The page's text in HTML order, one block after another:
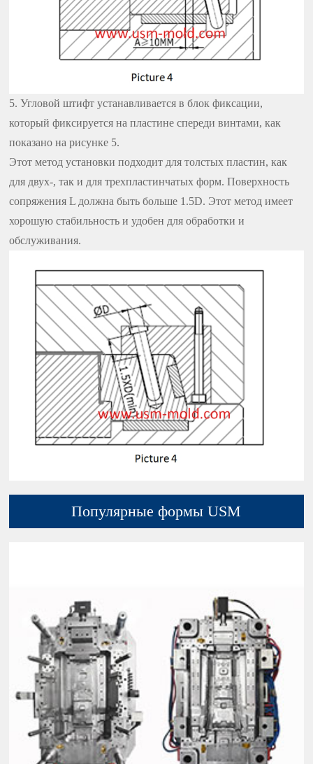
5. Угловой штифт устанавливается в блок фиксации,
который фиксируется на пластине спереди винтами, как
показано на рисунке 5.
Этот метод установки подходит для толстых пластин, как
для двух-, так и для трехпластинчатых форм. Поверхность
сопряжения L должна быть больше 1.5D. Этот метод имеет
хорошую стабильность и удобен для обработки и
обслуживания.
Популярные формы USM